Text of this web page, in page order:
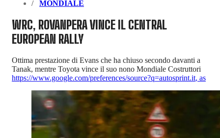
MONDIALE
WRC, ROVANPERA VINCE IL CENTRAL
EUROPEAN RALLY
Ottima prestazione di Evans che ha chiuso secondo davanti a
Tanak, mentre Toyota vince il suo nono Mondiale Costruttori
https://www.google.com/preferences/source?q=autosprint.it, as